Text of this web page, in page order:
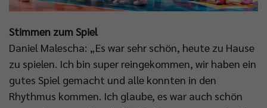
Stimmen zum Spiel
Daniel Malescha: „Es war sehr schön, heute zu Hause
zu spielen. Ich bin super reingekommen, wir haben ein
gutes Spiel gemacht und alle konnten in den
Rhythmus kommen. Ich glaube, es war auch schön